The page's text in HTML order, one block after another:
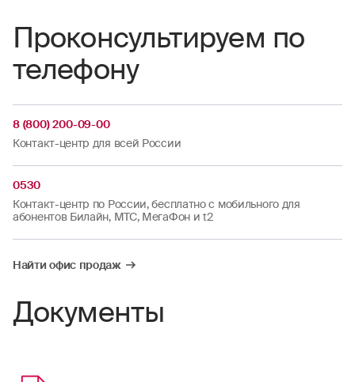
офисов от Калининграда до Владивостока;
высокий уровень удовлетворенности
клиентов процессом урегулирования
автострахованием и глубокое понимание
потребностей российских автовладельцев.
Проконсультируем по
телефону
8 (800) 200-09-00
Контакт-центр для всей России
0530
Контакт-центр по России, бесплатно с мобильного для
абонентов Билайн, МТС, МегаФон и t2
Найти офис продаж
Документы